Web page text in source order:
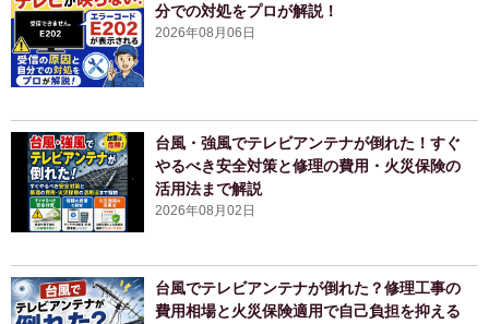
分での対処をプロが解説！
2026年08月06日
台風・強風でテレビアンテナが倒れた！すぐ
やるべき安全対策と修理の費用・火災保険の
活用法まで解説
2026年08月02日
台風でテレビアンテナが倒れた？修理工事の
費用相場と火災保険適用で自己負担を抑える